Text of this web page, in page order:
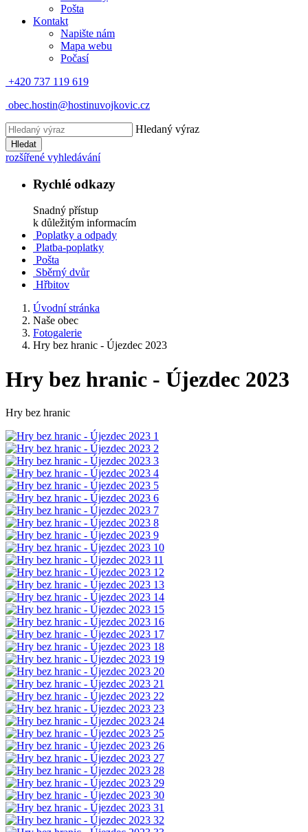
Pošta
Kontakt
Napište nám
Mapa webu
Počasí
+420 737 119 619
obec.hostin@hostinuvojkovic.cz
Hledaný výraz
Hledat
rozšířené vyhledávání
Rychlé odkazy
Snadný přístup
k důležitým informacím
Poplatky a odpady
Platba-poplatky
Pošta
Sběrný dvůr
Hřbitov
Úvodní stránka
Naše obec
Fotogalerie
Hry bez hranic - Újezdec 2023
Hry bez hranic - Újezdec 2023
Hry bez hranic